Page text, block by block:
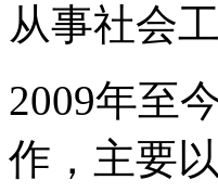
从事社会
2009年至
作，主要